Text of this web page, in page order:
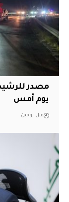
مصدر
يوم أمس
قبل يومين